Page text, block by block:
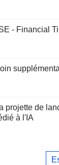
- Financial
projette de
à l'IA